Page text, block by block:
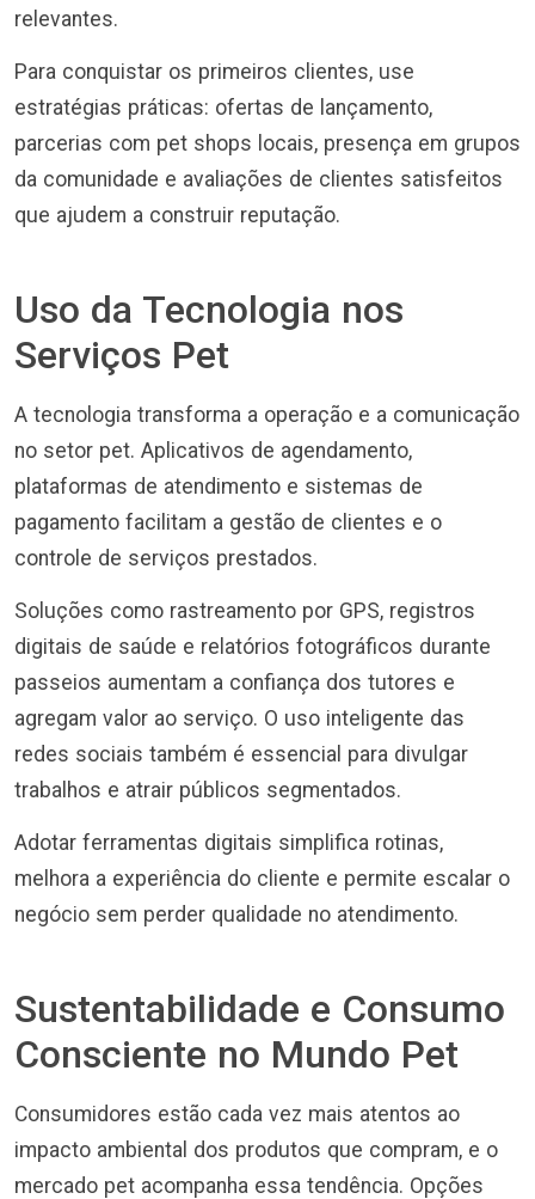
relevantes.
Para conquistar os primeiros clientes, use
estratégias práticas: ofertas de lançamento,
parcerias com pet shops locais, presença em grupos
da comunidade e avaliações de clientes satisfeitos
que ajudem a construir reputação.
Uso da Tecnologia nos
Serviços Pet
A tecnologia transforma a operação e a comunicação
no setor pet. Aplicativos de agendamento,
plataformas de atendimento e sistemas de
pagamento facilitam a gestão de clientes e o
controle de serviços prestados.
Soluções como rastreamento por GPS, registros
digitais de saúde e relatórios fotográficos durante
passeios aumentam a confiança dos tutores e
agregam valor ao serviço. O uso inteligente das
redes sociais também é essencial para divulgar
trabalhos e atrair públicos segmentados.
Adotar ferramentas digitais simplifica rotinas,
melhora a experiência do cliente e permite escalar o
negócio sem perder qualidade no atendimento.
Sustentabilidade e Consumo
Consciente no Mundo Pet
Consumidores estão cada vez mais atentos ao
impacto ambiental dos produtos que compram, e o
mercado pet acompanha essa tendência. Opções